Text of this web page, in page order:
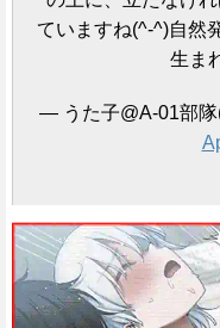
ていますね(^-^)自然
生ま
— うた子@A-01部隊